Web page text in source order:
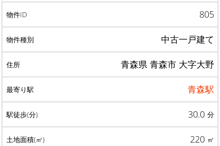
805
中古一戸建て
青森県 青森市 大字大野
青森駅
30.0 分
220 ㎡